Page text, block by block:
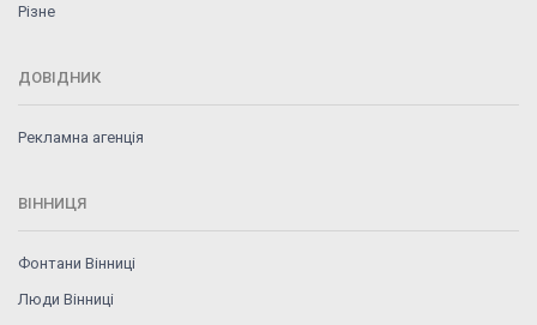
Різне
ДОВІДНИК
Рекламна агенція
ВІННИЦЯ
Фонтани Вінниці
Люди Вінниці